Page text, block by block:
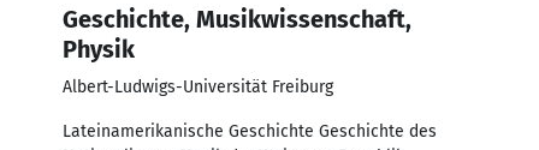
Geschichte, Musikwissenschaft,
Physik
Albert-Ludwigs-Universität Freiburg
Lateinamerikanische Geschichte Geschichte des